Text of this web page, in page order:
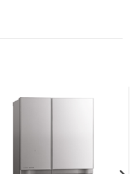
có dung tích
ngăn kéo ở trên hoặc